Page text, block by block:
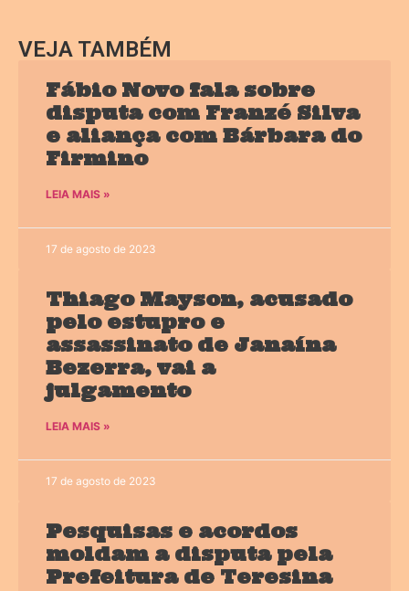
VEJA TAMBÉM
Fábio Novo fala sobre
disputa com Franzé Silva
e aliança com Bárbara do
Firmino
LEIA MAIS »
17 de agosto de 2023
Thiago Mayson, acusado
pelo estupro e
assassinato de Janaína
Bezerra, vai a
julgamento
LEIA MAIS »
17 de agosto de 2023
Pesquisas e acordos
moldam a disputa pela
Prefeitura de Teresina